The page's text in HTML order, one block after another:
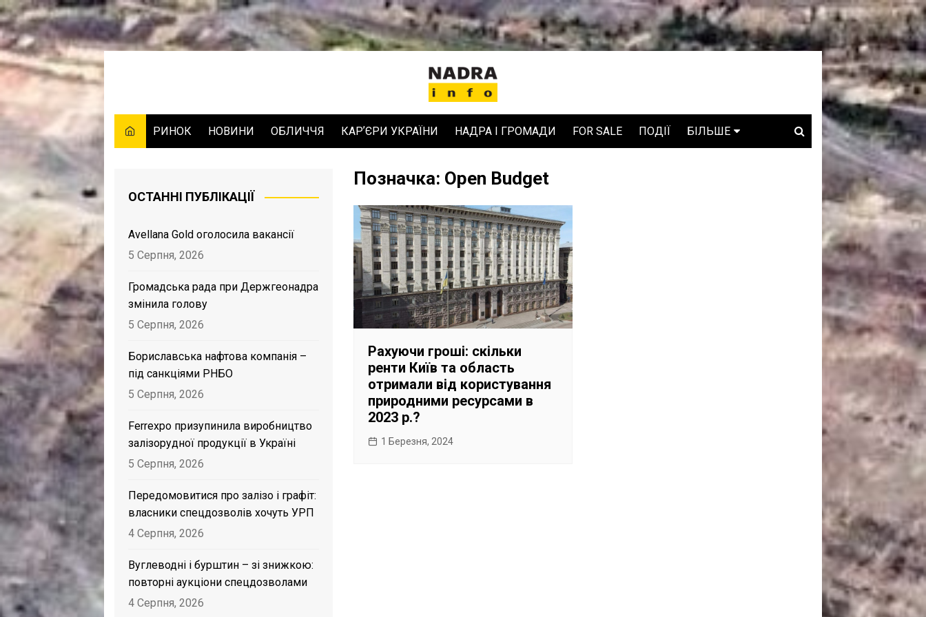
Skip
to
РИНОК НОВИНИ ОБЛИЧЧЯ КАРʼЄРИ УКРАЇНИ НАДРА І ГРОМАДИ FOR SALE ПОДІЇ БІЛЬШЕ
Позначка: Open Budget
Рахуючи гроші: скільки
ренти Київ та область
отримали від користування
природними ресурсами в
2023 р.?
1 Березня, 2024
ОСТАННІ ПУБЛІКАЦІЇ
Avellana Gold оголосила вакансії
5 Серпня, 2026
Громадська рада при Держгеонадра
змінила голову
5 Серпня, 2026
Бориславська нафтова компанія –
під санкціями РНБО
5 Серпня, 2026
Ferrexpo призупинила виробництво
залізорудної продукції в Україні
5 Серпня, 2026
Передомовитися про залізо і графіт:
власники спецдозволів хочуть УРП
4 Серпня, 2026
Вуглеводні і бурштин – зі знижкою:
повторні аукціони спецдозволами
4 Серпня, 2026